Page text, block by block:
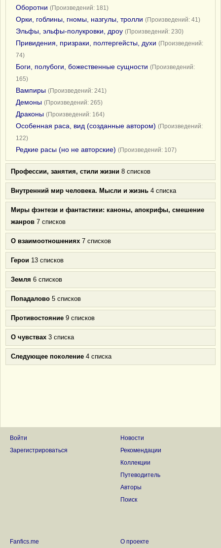
Оборотни (Произведений: 181)
Орки, гоблины, гномы, назгулы, тролли (Произведений: 41)
Эльфы, эльфы-полукровки, дроу (Произведений: 230)
Привидения, призраки, полтергейсты, духи (Произведений:
74)
Боги, полубоги, божественные сущности (Произведений:
165)
Вампиры (Произведений: 241)
Демоны (Произведений: 265)
Драконы (Произведений: 164)
Особенная раса, вид (созданные автором) (Произведений:
122)
Редкие расы (но не авторские) (Произведений: 107)
Профессии, занятия, стили жизни 8 списков
Внутренний мир человека. Мысли и жизнь 4 списка
Миры фэнтези и фантастики: каноны, апокрифы, смешение
жанров 7 списков
О взаимоотношениях 7 списков
Герои 13 списков
Земля 6 списков
Попадалово 5 списков
Противостояние 9 списков
О чувствах 3 списка
Следующее поколение 4 списка
Войти
Зарегистрироваться
Новости
Рекомендации
Коллекции
Путеводитель
Авторы
Поиск
Fanfics.me О проекте